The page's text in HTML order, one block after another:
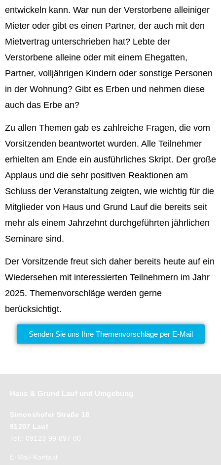
entwickeln kann. War nun der Verstorbene alleiniger
Mieter oder gibt es einen Partner, der auch mit den
Mietvertrag unterschrieben hat? Lebte der
Verstorbene alleine oder mit einem Ehegatten,
Partner, volljährigen Kindern oder sonstige Personen
in der Wohnung? Gibt es Erben und nehmen diese
auch das Erbe an?
Zu allen Themen gab es zahlreiche Fragen, die vom
Vorsitzenden beantwortet wurden. Alle Teilnehmer
erhielten am Ende ein ausführliches Skript. Der große
Applaus und die sehr positiven Reaktionen am
Schluss der Veranstaltung zeigten, wie wichtig für die
Mitglieder von Haus und Grund Lauf die bereits seit
mehr als einem Jahrzehnt durchgeführten jährlichen
Seminare sind.
Der Vorsitzende freut sich daher bereits heute auf ein
Wiedersehen mit interessierten Teilnehmern im Jahr
2025. Themenvorschläge werden gerne
berücksichtigt.
Senden Sie uns Ihre Themenvorschläge per E-Mail
Haus & Grund Lauf und Umgebung
Simonshofer Straße 18
91207 Lauf
Tel.: 09123 99 897 80
E-Mail-Kontakt